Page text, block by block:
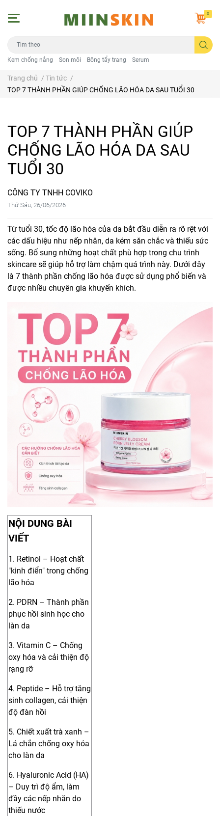
Kem chống nắng Son môi Bông tẩy trang Serum
0
Trang chủ / Tin tức /
TOP 7 THÀNH PHẦN GIÚP CHỐNG LÃO HÓA DA SAU TUỔI 30
TOP 7 THÀNH PHẦN GIÚP
CHỐNG LÃO HÓA DA SAU
TUỔI 30
CÔNG TY TNHH COVIKO
Thứ Sáu, 26/06/2026
Từ tuổi 30, tốc độ lão hóa của da bắt đầu diễn ra rõ rệt với
các dấu hiệu như nếp nhăn, da kém săn chắc và thiếu sức
sống. Bổ sung những hoạt chất phù hợp trong chu trình
skincare sẽ giúp hỗ trợ làm chậm quá trình này. Dưới đây
là 7 thành phần chống lão hóa được sử dụng phổ biến và
được nhiều chuyên gia khuyến khích.
NỘI DUNG BÀI
VIẾT
1. Retinol – Hoạt chất
"kinh điển" trong chống
lão hóa
2. PDRN – Thành phần
phục hồi sinh học cho
làn da
3. Vitamin C – Chống
oxy hóa và cải thiện độ
rạng rỡ
4. Peptide – Hỗ trợ tăng
sinh collagen, cải thiện
độ đàn hồi
5. Chiết xuất trà xanh –
Lá chắn chống oxy hóa
cho làn da
6. Hyaluronic Acid (HA)
– Duy trì độ ẩm, làm
đầy các nếp nhăn do
thiếu nước